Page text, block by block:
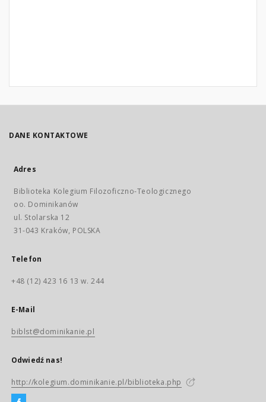
DANE KONTAKTOWE
Adres
Biblioteka Kolegium Filozoficzno-Teologicznego
oo. Dominikanów
ul. Stolarska 12
31-043 Kraków, POLSKA
Telefon
+48 (12) 423 16 13 w. 244
E-Mail
biblst@dominikanie.pl
Odwiedź nas!
http://kolegium.dominikanie.pl/biblioteka.php